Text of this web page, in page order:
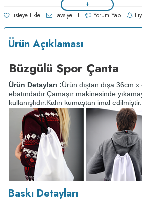
Listeye Ekle Tavsiye Et Yorum Yap
Ürün Açıklaması
Büzgülü Spor Çanta
Ürün Detayları :Ürün dıştan dışa 36cm x
ebatındadır.Çamaşır makinesinde
kullanışlıdır. Kalın kumaştan imal edilmiştir.
Baskı Detayları